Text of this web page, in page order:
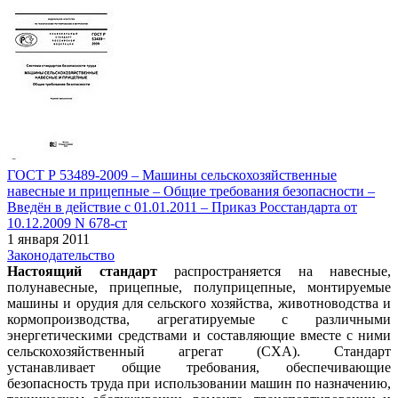
ГОСТ Р 53489-2009 – Машины сельскохозяйственные
навесные и прицепные – Общие требования безопасности –
Введён в действие с 01.01.2011 – Приказ Росстандарта от
10.12.2009 N 678-ст
1 января 2011
Законодательство
Настоящий стандартраспространяется на навесные,
полунавесные, прицепные, полуприцепные, монтируемые
машины и орудия для сельского хозяйства, животноводства и
кормопроизводства, агрегатируемые с различными
энергетическими средствами и составляющие вместе с ними
сельскохозяйственный агрегат (СХА). Стандарт
устанавливает общие требования, обеспечивающие
безопасность труда при использовании машин по назначению,